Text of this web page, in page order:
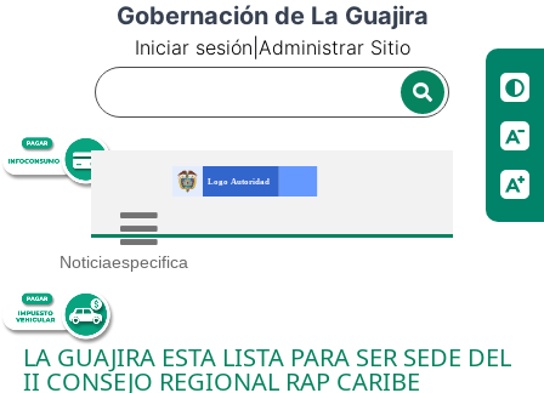
Gobernación de La Guajira
Iniciar sesión Administrar Sitio
Noticiaespecifica
LA GUAJIRA ESTA LISTA PARA SER SEDE DEL
II CONSEJO REGIONAL RAP CARIBE